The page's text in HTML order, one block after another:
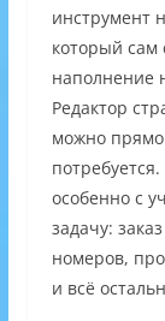
инструмент
который сам
наполнение
Редактор
можно
особенно с
задачу:
номеров,
и всё